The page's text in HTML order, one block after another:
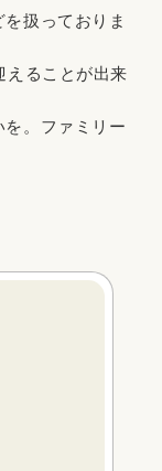
扱っておりま
えることが出来
。ファミリー